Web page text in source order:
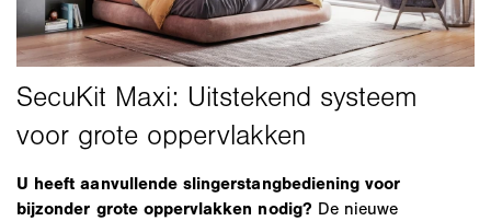
U heeft aanvullende slingerstangbediening voor
bijzonder grote oppervlakken nodig? De nieuwe